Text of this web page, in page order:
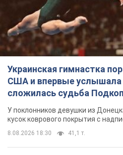
лет назад завоевала
У поклонников девушки из
кусок коврового покрытия с
8.08.2026 18:30 41,1 т.
Александру Пономареву –
известно о трех детях
символа 90-х и как они
забывал о личном счастье